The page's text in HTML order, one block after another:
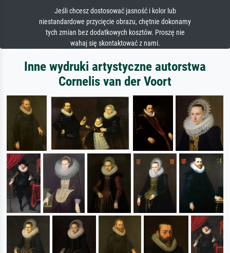
Jeśli chcesz dostosować jasność i kolor lub
niestandardowe przycięcie obrazu, chętnie dokonamy
tych zmian bez dodatkowych kosztów. Proszę nie
wahaj się skontaktować z nami.
Inne wydruki artystyczne autorstwa
Cornelis van der Voort